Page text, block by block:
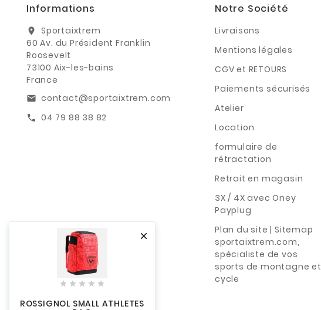

    
ROSSIGNOL SMALL ATHLETES
Informations
location_on
Sportaixtrem
60 Av. du Président Franklin
Roosevelt
73100 Aix-les-bains
France
email contact@sportaixtrem.com
call 04 79 88 38 82
Notre Société
Livraisons
Mentions légales
CGV et RETOURS
Paiements sécurisés
Atelier
Location
formulaire de
rétractation
Retrait en magasin
3X / 4X avec Oney
Payplug
Plan du site | Sitemap
sportaixtrem.com,
spécialiste de vos
sports de montagne et
cycle